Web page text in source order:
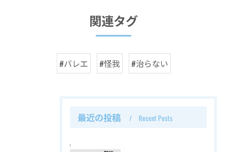
関連タグ
#バレエ #怪我 #治らない
最近の投稿 Recent Posts